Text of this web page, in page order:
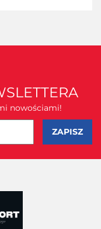
nowościami!